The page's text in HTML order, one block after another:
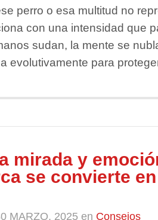
perro o esa multitud no
con una intensidad que
sudan, la mente se
evolutivamente para
mirada y
se convierte
MARZO, 2025 en Consejos